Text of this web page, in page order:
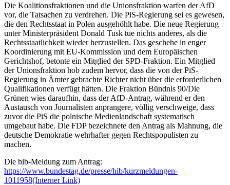
Die Koalitionsfraktionen und die Unionsfraktion warfen der AfD
vor, die Tatsachen zu verdrehen. Die PiS-Regierung sei es gewesen,
die den Rechtsstaat in Polen ausgehöhlt habe. Die neue Regierung
unter Ministerpräsident Donald Tusk tue nichts anderes, als die
Rechtsstaatlichkeit wieder herzustellen. Das geschehe in enger
Koordinierung mit EU-Kommission und dem Europäischen
Gerichtshof, betonte ein Mitglied der SPD-Fraktion. Ein Mitglied
der Unionsfraktion hob zudem hervor, dass die von der PiS-
Regierung in Ämter gebrachte Richter nicht über die erforderlichen
Qualifikationen verfügt hätten. Die Fraktion Bündnis 90/Die
Grünen wies daraufhin, dass der AfD-Antrag, während er den
Austausch von Journalisten anprangere, völlig verschweige, dass
zuvor die PiS die polnische Medienlandschaft systematisch
umgebaut habe. Die FDP bezeichnete den Antrag als Mahnung, die
deutsche Demokratie wehrhafter gegen Rechtspopulisten zu
machen.
Die hib-Meldung zum Antrag:
https://www.bundestag.de/presse/hib/kurzmeldungen-
1011958(Interner Link)